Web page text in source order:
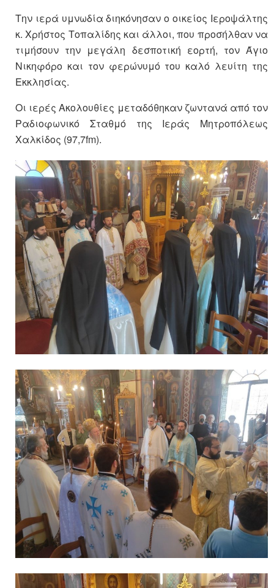
Την ιερά υμνωδία διηκόνησαν ο οικείος Ιεροψάλτης
κ. Χρήστος Τοπαλίδης και άλλοι, που προσήλθαν να
τιμήσουν την μεγάλη δεσποτική εορτή, τον Άγιο
Νικηφόρο και τον φερώνυμό του καλό λευίτη της
Εκκλησίας.
Οι ιερές Ακολουθίες μεταδόθηκαν ζωντανά από τον
Ραδιοφωνικό Σταθμό της Ιεράς Μητροπόλεως
Χαλκίδος (97,7fm).